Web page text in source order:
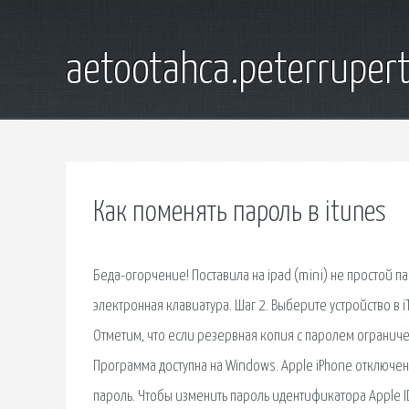
Как поменять пароль в itunes
Беда-огорчение! Поставила на ipad (mini) не простой пароль (цифры и буквы), открываю на разблокировку и не высвечивается электронная клавиатура. Шаг 2. Выберите устройство в iTunes и нажмите «Создать копию сейчас» для создания резервной копии. Отметим, что если резервная копия с паролем ограничений уже имеется, этот шаг можно пропустить. Шаг 3. Скачайте утилиту Pinfinder. Программа доступна на Windows. Apple iPhone отключен, подключитесь к программе iTunes. Как снова включить iPad или сбросить пароль. Чтобы изменить пароль идентификатора Apple ID, выполните указанные ниже действия. Нажмите «Изменить пароль». Введите свой текущий пароль или код-пароль к устройству, затем новый пароль и подтверждение нового пароля. В случае, если не получается вспомнить пароль от почты, могут возникнуть определенные неприятности, поскольку на неё могут приходить важные письма. В этой статье Смена пароля (iPhone, iPad, iPod) Смена пароля (любое устройство) Сброс забытого пароля Дополнительные статьи Ссылки. Компания Apple объединила все свои услуги, включая и ваши покупки в iTunes, под одним аккаунтом - Apple ID. Если вы создали аккаунт. Как войти в lk.rt.ru с помощью лицевого счета. Если на третьем этапе регистрации Вы привязали логин к учетной записи, тогда Вы можете использовать лицевой счет для входа в Личный кабинет. С необходимостью изменить пароль к учётной записи Apple ID сталкивается каждый. Утеряли старый пароль или просто хотите сменить его в целях безопасности — есть множество способов смены и восстановления с любого доступного вам в данный момент устройства. Забыл пароль от Apple ID - что делать? Первое - не паниковать. Этой проблеме есть решение. Лучшие советы, как вернуть контроль над своей учетной записью. Как поменять пароль на Айфон 5s и пароль идентификатора Apple ID. Подозреваете, что кто-то узнал код разблокировки экрана вашего iPhone или того хуже, подглядел пароль Apple ID? Как восстановить пароль в iTunes Store (Apple ID) используя контрольные вопросы. Ситуация: Вы сидите на рабочем месте или за партой в учебном заведении и решили воспользоваться бесплатным wi-fi от учреждения, чтобы развеять скуку и посидеть В Контакте. Вы можете сбросить пароль iTunes, получив электронное письмо или ответив на вопросы безопасности. (пароль iTunes). Выберите Получить электронное письмо, чтобы инструкции были отправлены на ваш адрес электронной почты.Если вы не хотите ждать сообщения. В условиях неустойчивой экономики, если заработная плата и пенсия не отвечает типовым условиям жизни людей, у большинства возникает надобность в дополнительных средствах. Поменять пароль в Apple ID можно на веб-сайте Apple в личном кабинете. После того, как пароль будет изменен, будет Как изменить пароль на iTunes. Компания Apple объединила все свои услуги, включая и ваши покупки. Учетная запись и идентификатор Apple ID - Помощь. После проведения вышеописанных манипуляций активизируется мобильная точка доступа, и ваш телефон сможет выступать в качестве роутера. Иногда возникает ситуация, когда приходится изменить пароль для учетной записи Apple ID. Владельцы айфонов либо забывают заветный код, либо старый Существует много способов, как поменять пароль на Айфоне, некоторые из них подробно рассмотрит данная статья. Вам осталось указать такие личные данные, как дату рождения, пол, номер мобильного телефона и код подтверждения, который придет в виде смс-сообщения. Как сменить пароль от Apple ID. 01 мая 201701 мая 2017 Катерина Тараскина. Пароль - важнейший инструмент для защиты учений записи, поэтому он обязательно должен Изменить пароль вы сможете и со своего гаджета, который подключен к вашей учётной записи Apple. Если все сделать верно, пользователь получает свой Apple ID и новый пароль к нему. Новый пароль, конечно же, лучше сразу сменить в целях безопасности. Давайте рассмотрим несколько способов восстановления забытого пароля в iTunes Store. Как восстановить забытый пароль в iTunes Store. как выйти с Apple id предыдущего владельца Iphone 4.4s.5.5s.6 в App store. Как не вводить пароль при загрузги приложения из App Store. iPhone iPad при обновлении просит пароль Appstore. Как создать Apple ID без (с) кредитной карты на iPhone или iPad Яблык. Не поверите, но этот вопрос в разных вариациях задается мне в